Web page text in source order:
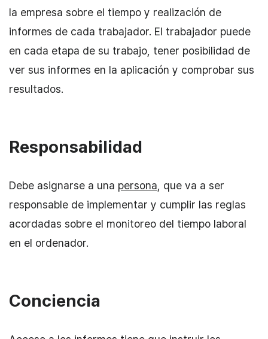
la empresa sobre el tiempo y realización de
informes de cada trabajador. El trabajador puede
en cada etapa de su trabajo, tener posibilidad de
ver sus informes en la aplicación y comprobar sus
resultados.
Responsabilidad
Debe asignarse a una persona , que va a ser
responsable de implementar y cumplir las reglas
acordadas sobre el monitoreo del tiempo laboral
en el ordenador.
Conciencia